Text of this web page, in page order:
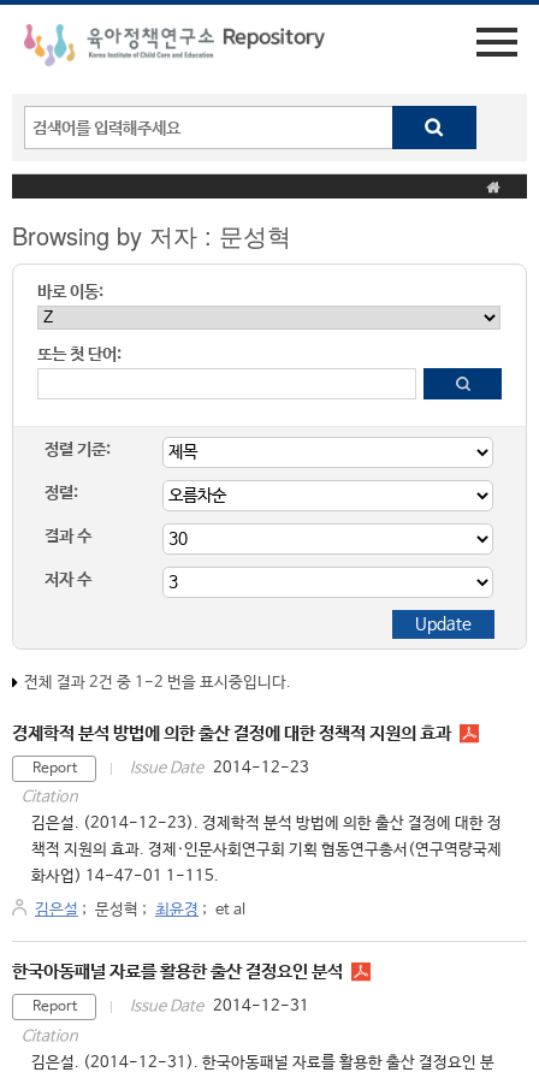
Browsing by 저자 : 문성혁
바로 이동:
또는 첫 단어:
정렬 기준:
정렬:
결과 수
저자 수
전체 결과 2건 중 1-2 번을 표시중입니다.
경제학적 분석 방법에 의한 출산 결정에 대한 정책적 지원의 효과
Report Issue Date 2014-12-23
Citation
김은설. (2014-12-23). 경제학적 분석 방법에 의한 출산 결정에 대한 정
책적 지원의 효과. 경제·인문사회연구회 기획 협동연구총서(연구역량국제
화사업) 14-47-01 1-115.
김은설 ; 문성혁 ; 최윤경 ; et al
한국아동패널 자료를 활용한 출산 결정요인 분석
Report Issue Date 2014-12-31
Citation
김은설. (2014-12-31). 한국아동패널 자료를 활용한 출산 결정요인 분